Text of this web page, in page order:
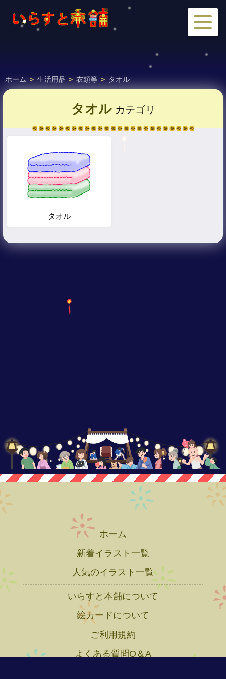
ホーム > 生活用品 > 衣類等 > タオル
タオルカテゴリ
タオル
ホーム
新着イラスト一覧
人気のイラスト一覧
いらすと本舗について
絵カードについて
ご利用規約
よくある質問Q＆A